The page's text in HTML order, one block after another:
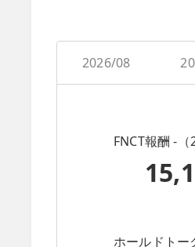
2026/08
FNCT報酬 -（
ホールドトー